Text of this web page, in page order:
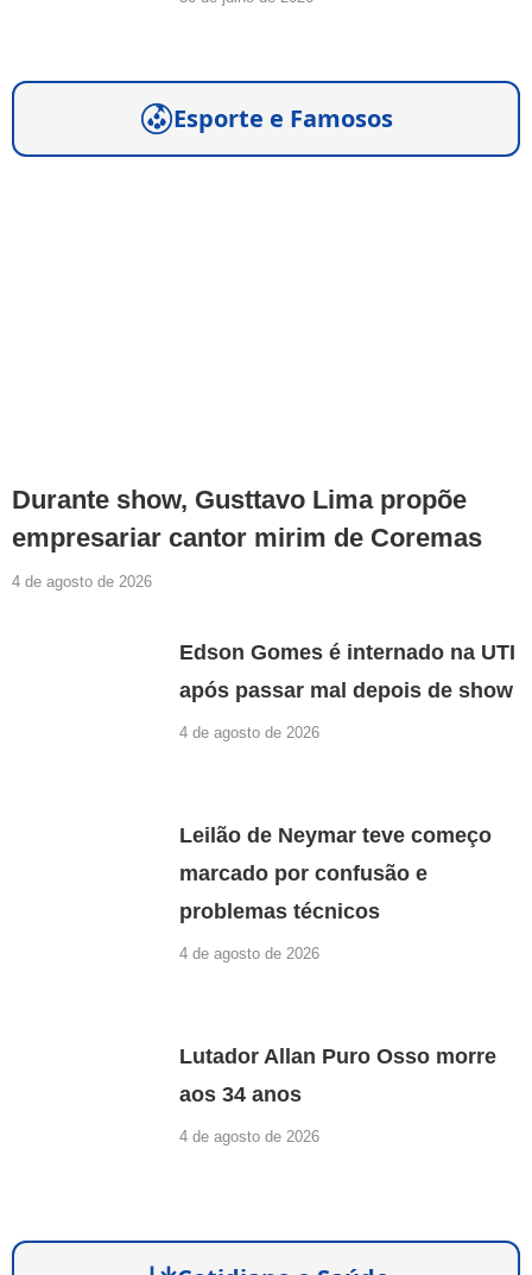
Esporte e Famosos
Durante show, Gusttavo Lima propõe
empresariar cantor mirim de Coremas
4 de agosto de 2026
Edson Gomes é internado na UTI
após passar mal depois de show
4 de agosto de 2026
Leilão de Neymar teve começo
marcado por confusão e
problemas técnicos
4 de agosto de 2026
Lutador Allan Puro Osso morre
aos 34 anos
4 de agosto de 2026